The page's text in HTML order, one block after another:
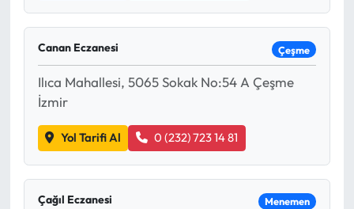
Canan Eczanesi Çeşme
Ilıca Mahallesi, 5065 Sokak No:54 A Çeşme
İzmir
Yol Tarifi Al 0 (232) 723 14 81
Çağıl Eczanesi Menemen